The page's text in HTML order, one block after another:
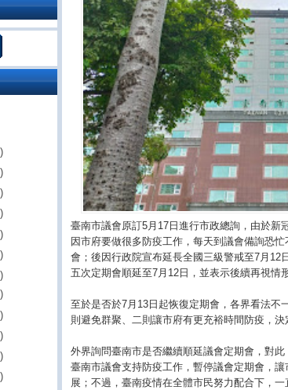
臺南市議會原訂5月17日進行市政總詢，由於新
因市府要做很多防疫工作，每天到議會備詢恐
會；後因行政院宣布延長全國三級警戒至7月12
五次定期會順延至7月12日，並表示後續再視情
至於是否於7月13日起恢復定期會，各界看法不
則避免群聚、二則讓市府有更充裕時間防疫，決
外界詢問臺南市是否繼續順延議會定期會，對
臺南市議會支持防疫工作，暫停議會定期會，
展；不過，臺南疫情在全體市民努力配合下，